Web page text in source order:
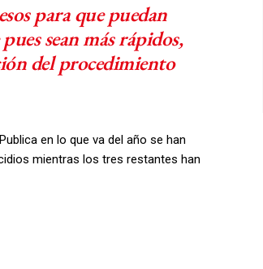
para que puedan
sean más rápidos,
del procedimiento
en lo que va del año se han
mientras los tres restantes han